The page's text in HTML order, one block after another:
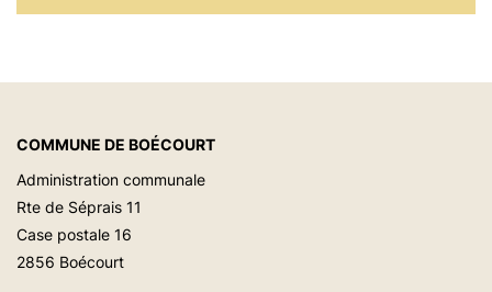
COMMUNE DE BOÉCOURT
Administration communale
Rte de Séprais 11
Case postale 16
2856 Boécourt